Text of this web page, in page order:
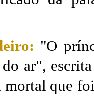
"O
ar",
que